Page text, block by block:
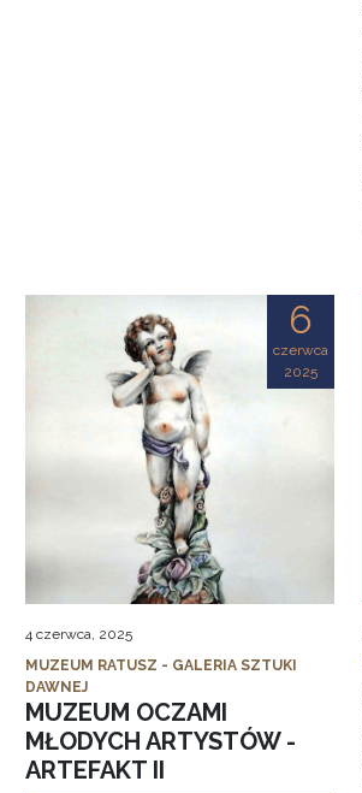
6
czerwca
2025
4 czerwca, 2025
MUZEUM RATUSZ - GALERIA SZTUKI
DAWNEJ
MUZEUM OCZAMI
MŁODYCH ARTYSTÓW -
ARTEFAKT II